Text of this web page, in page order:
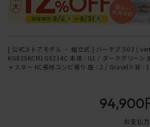
[ 公式ストアモデル ・ 組立式 ] バーテブラ03 (
KG825KCM1G0214C 本体 : G1 / ダークグリーン
ャスター KC張地コンビ張り 座 : 2 / Gravel×背 :
94,900
お支払